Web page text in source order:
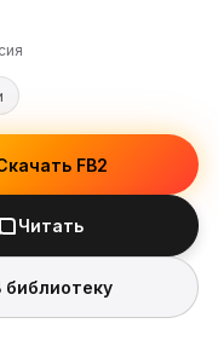
FB2
Читать
библиотеку